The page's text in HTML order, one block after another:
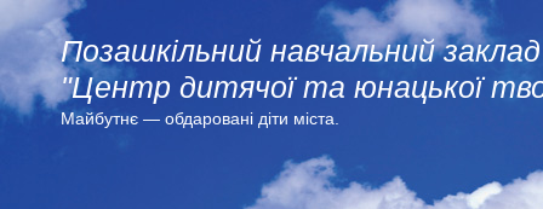
Позашкільний навчальний заклад
"Центр дитячої та юнацької
Майбутнє — обдарованi діти міста.